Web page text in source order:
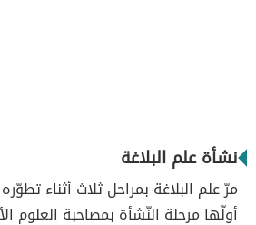
نشأة علم البلاغة
مرّ علم البلاغة بمراحل ثلاث أثناء
أولّها مرحلة النّشأة بمصاحبة العلوم